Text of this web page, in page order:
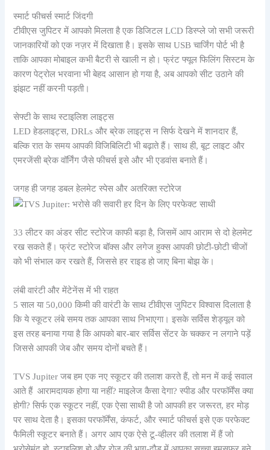
स्मार्ट फीचर्स स्मार्ट जिंदगी
टीवीएस जुपिटर में आपको मिलता है एक डिजिटल LCD डिस्प्ले जो सभी जरूरी
जानकारियों को एक नज़र में दिखाता है। इसके साथ USB चार्जिंग पोर्ट भी है
ताकि आपका मोबाइल कभी बैटरी से खाली न हो। फ्रंट फ्यूल फिलिंग सिस्टम के
कारण पेट्रोल भरवाना भी बेहद आसान हो गया है, अब आपको सीट उठाने की
झंझट नहीं करनी पड़ती।
सेफ्टी के साथ स्टाइलिश लाइट्स
LED हेडलाइट्स, DRLs और ब्रेक लाइट्स न सिर्फ देखने में शानदार हैं,
बल्कि रात के समय आपकी विजिबिलिटी भी बढ़ाते हैं। साथ ही, बूट लाइट और
एमरजेंसी ब्रेक वॉर्निंग जैसे फीचर्स इसे और भी एडवांस बनाते हैं।
जगह ही जगह डबल हेलमेट स्पेस और अतरिक्त स्टोरेज
33 लीटर का अंडर सीट स्टोरेज काफी बड़ा है, जिसमें आप आराम से दो हेलमेट
रख सकते हैं। फ्रंट स्टोरेज बॉक्स और लगेज हुक्स आपकी छोटी-छोटी चीजों
को भी संभाल कर रखते हैं, जिससे हर राइड हो जाए बिना बोझ के।
लंबी वारंटी और मेंटेनेंस में भी राहत
5 साल या 50,000 किमी की वारंटी के साथ टीवीएस जुपिटर विश्वास दिलाता है
कि ये स्कूटर लंबे समय तक आपका साथ निभाएगा। इसके सर्विस शेड्यूल को
इस तरह बनाया गया है कि आपको बार-बार सर्विस सेंटर के चक्कर न लगाने पड़ें
जिससे आपकी जेब और समय दोनों बचते हैं।
TVS Jupiter जब हम एक नए स्कूटर की तलाश करते हैं, तो मन में कई सवाल
आते हैं आरामदायक होगा या नहीं? माइलेज कैसा देगा? स्पीड और परफॉर्मेंस क्या
होगी? सिर्फ एक स्कूटर नहीं, एक ऐसा साथी है जो आपकी हर जरूरत, हर मोड़
पर साथ देता है। इसका परफॉर्मेंस, कंफर्ट, और स्मार्ट फीचर्स इसे एक परफेक्ट
फैमिली स्कूटर बनाते हैं। अगर आप एक ऐसे टू-व्हीलर की तलाश में हैं जो